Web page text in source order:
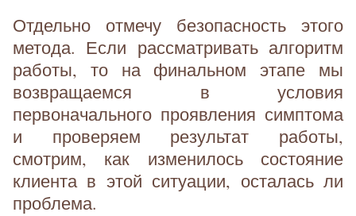
Отдельно отмечу безопасность этого
метода. Если рассматривать алгоритм
работы, то на финальном этапе мы
возвращаемся в условия
первоначального проявления симптома
и проверяем результат работы,
смотрим, как изменилось состояние
клиента в этой ситуации, осталась ли
проблема.